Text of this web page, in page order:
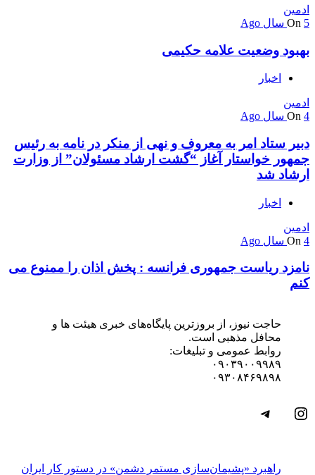
ادمین
On 5 سال Ago
بهبود وضعیت علامه حکیمی
اخبار
ادمین
On 4 سال Ago
دبیر ستاد امر به معروف و نهی از منکر در نامه به رئیس
جمهور خواستار آغاز “گشت ارشاد مسئولان” از وزارت
ارشاد شد
اخبار
ادمین
On 4 سال Ago
نامزد ریاست جمهوری فرانسه : پخش اذان را ممنوع می
کنم
حاجت نیوز، از بروزترین پایگاه‌های خبری هیئت ها و
محافل مذهبی است.
روابط عمومی و تبلیغات:
۰۹۰۳۹۰۰۹۹۸۹
۰۹۳۰۸۴۶۹۸۹۸
اینستاگرم
تلگرام
راهبرد «پشیمان‌سازی مستمر دشمن» در دستور کار ایران